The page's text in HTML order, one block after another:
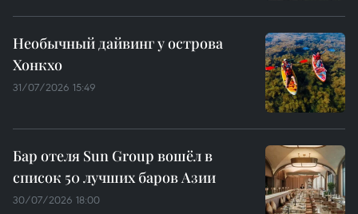
Необычный дайвинг у острова
Хонкхо
31/07/2026 15:49
Бар отеля Sun Group вошёл в
список 50 лучших баров Азии
30/07/2026 18:00